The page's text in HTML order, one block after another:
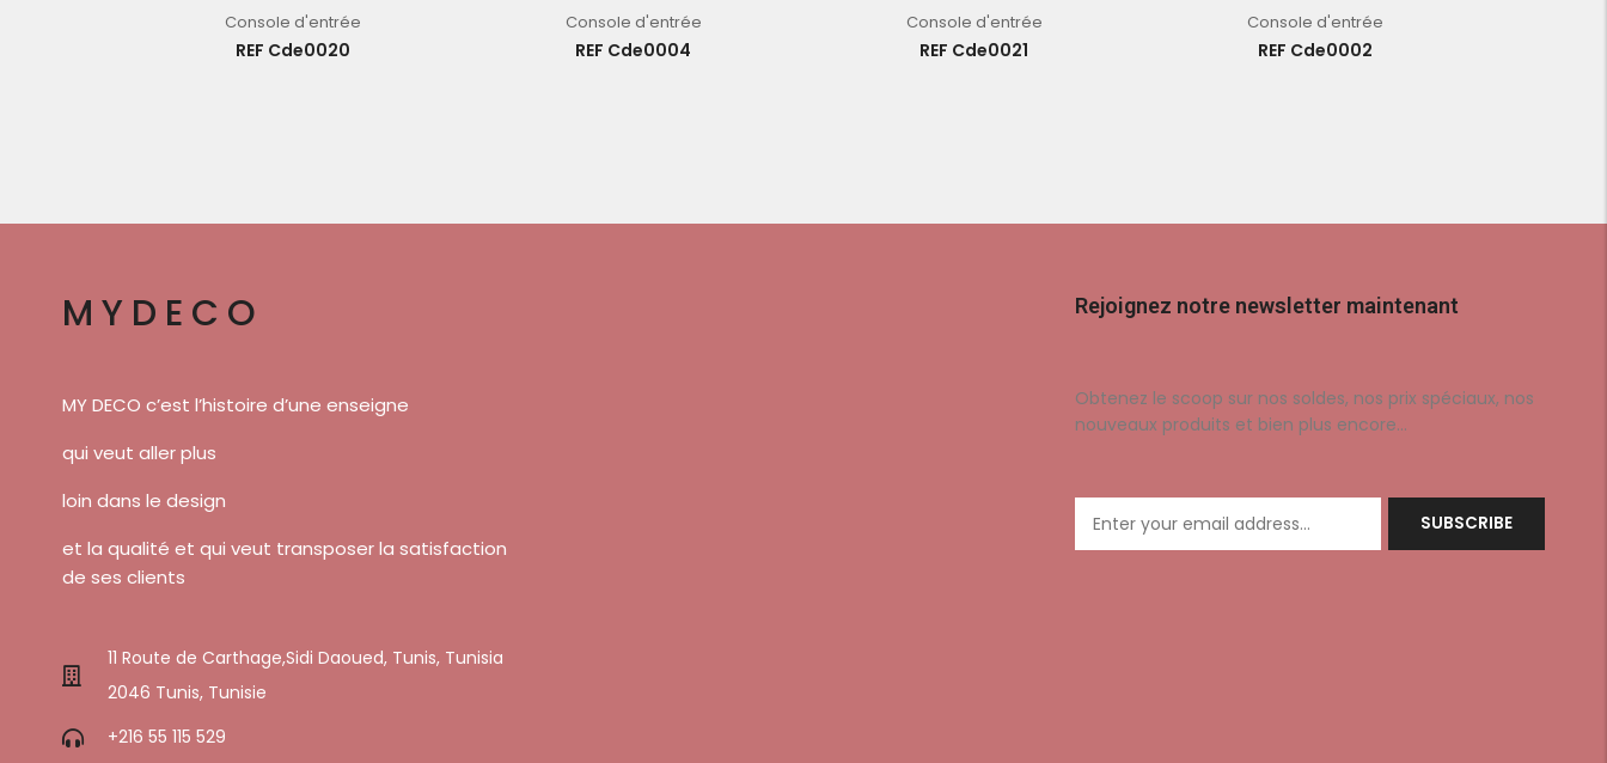
Console d'entrée
REF Cde0020
Console d'entrée
REF Cde0004
Console d'entrée
REF Cde0021
Console d'entrée
REF Cde0002
MYDECO
MY DECO c’est l’histoire d’une enseigne
qui veut aller plus
loin dans le design
et la qualité et qui veut transposer la satisfaction
de ses clients
11 Route de Carthage,Sidi Daoued, Tunis, Tunisia
2046 Tunis, Tunisie
+216 55 115 529
Rejoignez notre newsletter maintenant
Obtenez le scoop sur nos soldes, nos prix spéciaux, nos
nouveaux produits et bien plus encore…